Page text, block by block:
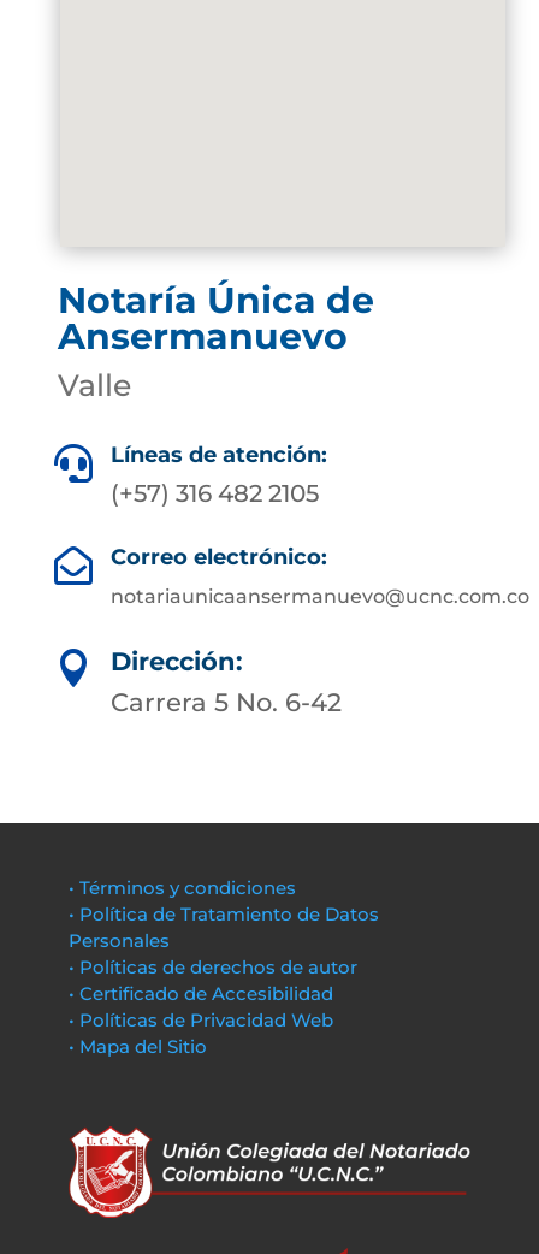
Notaría Única de
Ansermanuevo
Valle
 Líneas de atención:
(+57) 316 482 2105
 Correo electrónico:
notariaunicaansermanuevo@ucnc.com.co

Dirección:
Carrera 5 No. 6-42
• Términos y condiciones
• Política de Tratamiento de Datos
Personales
• Políticas de derechos de autor
• Certificado de Accesibilidad
• Políticas de Privacidad Web
• Mapa del Sitio